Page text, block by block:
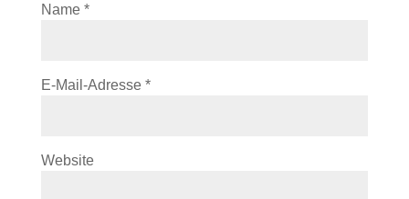
Name *
E-Mail-Adresse *
Website